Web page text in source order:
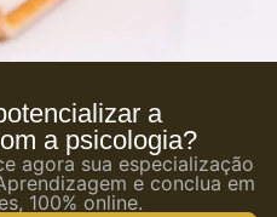
a
a psicologia?
agora sua especialização
e conclua em
100% online.